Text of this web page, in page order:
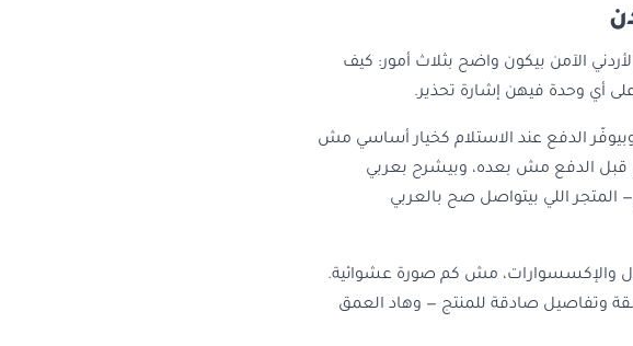
الآمن بيكون واضح بثلاث أمور: كيف
أي وحدة فيهن إشارة تحذير.
الدفع عند الاستلام كخيار أساسي مش
قبل الدفع مش بعده، وبيشرح بعربي
اللي بيتواصل صح بالعربي
والإكسسوارات، مش كم صورة عشوائية.
صادقة للمنتج — وهاد العمق